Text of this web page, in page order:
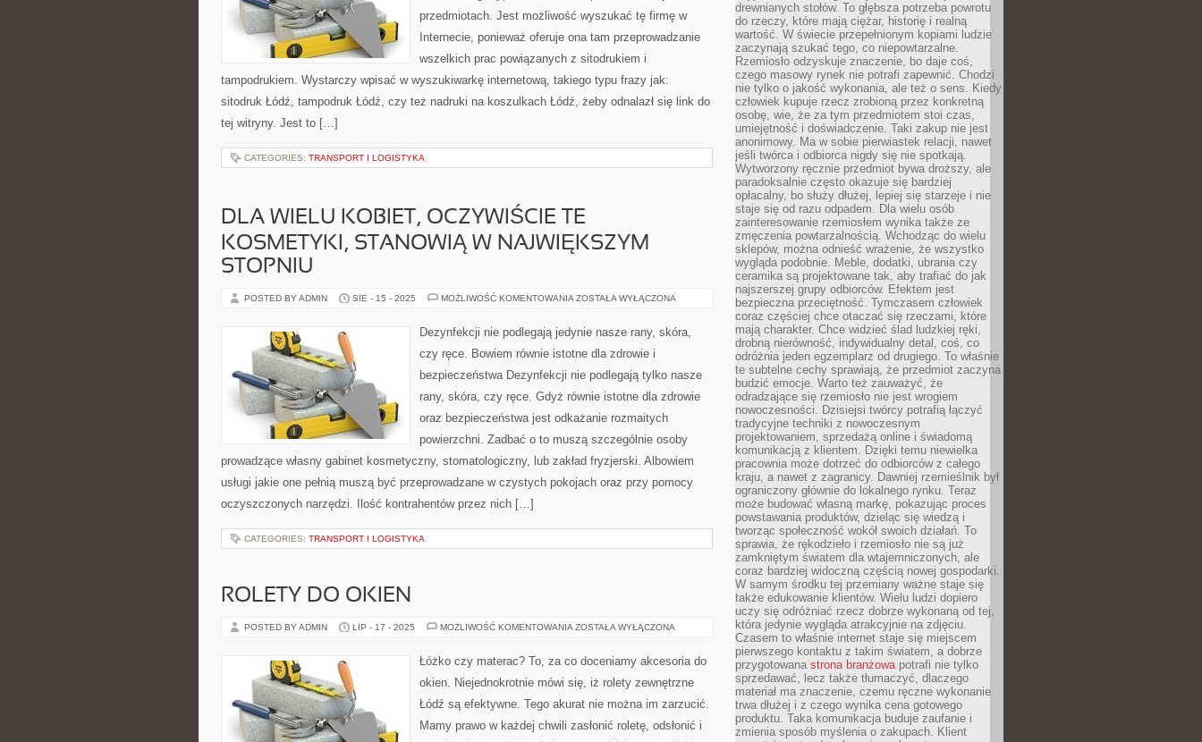
przedmiotach. Jest możliwość wyszukać tę firmę w
Internecie, ponieważ oferuje ona tam przeprowadzanie
wszelkich prac powiązanych z sitodrukiem i
tampodrukiem. Wystarczy wpisać w wyszukiwarkę internetową, takiego typu frazy jak:
sitodruk Łódź, tampodruk Łódź, czy też nadruki na koszulkach Łódź, żeby odnalazł się link do
tej witryny. Jest to […]
CATEGORIES: TRANSPORT I LOGISTYKA
DLA WIELU KOBIET, OCZYWIŚCIE TE
KOSMETYKI, STANOWIĄ W NAJWIĘKSZYM
STOPNIU
POSTED BY ADMIN SIE - 15 - 2025 MOŻLIWOŚĆ KOMENTOWANIA DLA
OCZYWIŚCIE
TE
STANOWIĄ
NAJWIĘKSZYM
ZOSTAŁA WYŁĄCZONA
Dezynfekcji nie podlegają jedynie nasze rany, skóra,
czy ręce. Bowiem równie istotne dla zdrowie i
bezpieczeństwa Dezynfekcji nie podlegają tylko nasze
rany, skóra, czy ręce. Gdyż równie istotne dla zdrowie
oraz bezpieczeństwa jest odkażanie rozmaitych
powierzchni. Zadbać o to muszą szczególnie osoby
prowadzące własny gabinet kosmetyczny, stomatologiczny, lub zakład fryzjerski. Albowiem
usługi jakie one pełnią muszą być przeprowadzane w czystych pokojach oraz przy pomocy
oczyszczonych narzędzi. Ilość kontrahentów przez nich […]
CATEGORIES: TRANSPORT I LOGISTYKA
ROLETY DO OKIEN
POSTED BY ADMIN LIP - 17 - 2025 MOŻLIWOŚĆ KOMENTOWANIA ROLETY
ZOSTAŁA WYŁĄCZONA
Łóżko czy materac? To, za co doceniamy akcesoria do
okien. Niejednokrotnie mówi się, iż rolety zewnętrzne
Łódź są efektywne. Tego akurat nie można im zarzucić.
Mamy prawo w każdej chwili zasłonić roletę, odsłonić i
drewnianych stołów. To głębsza potrzeba powrotu
do rzeczy, które mają ciężar, historię i realną
wartość. W świecie przepełnionym kopiami ludzie
zaczynają szukać tego, co niepowtarzalne.
Rzemiosło odzyskuje znaczenie, bo daje coś,
czego masowy rynek nie potrafi zapewnić. Chodzi
nie tylko o jakość wykonania, ale też o sens. Kiedy
człowiek kupuje rzecz zrobioną przez konkretną
osobę, wie, że za tym przedmiotem stoi czas,
umiejętność i doświadczenie. Taki zakup nie jest
anonimowy. Ma w sobie pierwiastek relacji, nawet
jeśli twórca i odbiorca nigdy się nie spotkają.
Wytworzony ręcznie przedmiot bywa droższy, ale
paradoksalnie często okazuje się bardziej
opłacalny, bo służy dłużej, lepiej się starzeje i nie
staje się od razu odpadem. Dla wielu osób
zainteresowanie rzemiosłem wynika także ze
zmęczenia powtarzalnością. Wchodząc do wielu
sklepów, można odnieść wrażenie, że wszystko
wygląda podobnie. Meble, dodatki, ubrania czy
ceramika są projektowane tak, aby trafiać do jak
najszerszej grupy odbiorców. Efektem jest
bezpieczna przeciętność. Tymczasem człowiek
coraz częściej chce otaczać się rzeczami, które
mają charakter. Chce widzieć ślad ludzkiej ręki,
drobną nierówność, indywidualny detal, coś, co
odróżnia jeden egzemplarz od drugiego. To właśnie
te subtelne cechy sprawiają, że przedmiot zaczyna
budzić emocje. Warto też zauważyć, że
odradzające się rzemiosło nie jest wrogiem
nowoczesności. Dzisiejsi twórcy potrafią łączyć
tradycyjne techniki z nowoczesnym
projektowaniem, sprzedażą online i świadomą
komunikacją z klientem. Dzięki temu niewielka
pracownia może dotrzeć do odbiorców z całego
kraju, a nawet z zagranicy. Dawniej rzemieślnik był
ograniczony głównie do lokalnego rynku. Teraz
może budować własną markę, pokazując proces
powstawania produktów, dzieląc się wiedzą i
tworząc społeczność wokół swoich działań. To
sprawia, że rękodzieło i rzemiosło nie są już
zamkniętym światem dla wtajemniczonych, ale
coraz bardziej widoczną częścią nowej gospodarki.
W samym środku tej przemiany ważne staje się
także edukowanie klientów. Wielu ludzi dopiero
uczy się odróżniać rzecz dobrze wykonaną od tej,
która jedynie wygląda atrakcyjnie na zdjęciu.
Czasem to właśnie internet staje się miejscem
pierwszego kontaktu z takim światem, a dobrze
przygotowana strona branżowapotrafi nie tylko
sprzedawać, lecz także tłumaczyć, dlaczego
materiał ma znaczenie, czemu ręczne wykonanie
trwa dłużej i z czego wynika cena gotowego
produktu. Taka komunikacja buduje zaufanie i
zmienia sposób myślenia o zakupach. Klient